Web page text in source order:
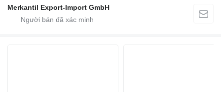
Merkantil Export-Import GmbH